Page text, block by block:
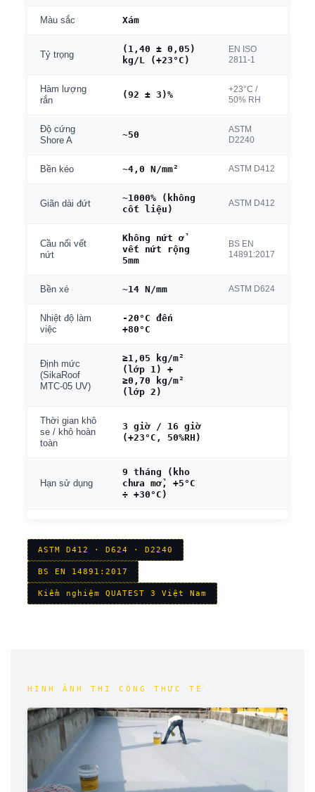
Màu sắc Xám
Tỷ trọng
(1,40 ± 0,05)
kg/L (+23°C)
EN ISO
2811-1
Hàm lượng
rắn
(92 ± 3)%
+23°C /
50% RH
Độ cứng
Shore A
~50
ASTM
D2240
Bền kéo ~4,0 N/mm² ASTM D412
Giãn dài đứt
~1000% (không
cốt liệu)
ASTM D412
Cầu nối vết
nứt
Không nứt ở
vết nứt rộng
5mm
BS EN
14891:2017
Bền xé ~14 N/mm ASTM D624
Nhiệt độ làm
việc
-20°C đến
+80°C
Định mức
(SikaRoof
MTC-05 UV)
≥1,05 kg/m²
(lớp 1) +
≥0,70 kg/m²
(lớp 2)
Thời gian khô
se / khô hoàn
toàn
3 giờ / 16 giờ
(+23°C, 50%RH)
Hạn sử dụng
9 tháng (kho
chưa mở, +5°C
÷ +30°C)
ASTM D412 · D624 · D2240
BS EN 14891:2017
Kiểm nghiệm QUATEST 3 Việt Nam
HÌNH ẢNH THI CÔNG THỰC TẾ